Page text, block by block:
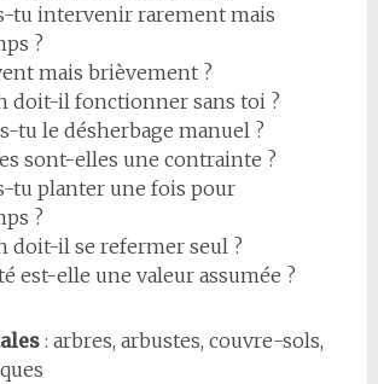
tu intervenir rarement mais
?
mais brièvement ?
doit-il fonctionner sans toi ?
tu le désherbage manuel ?
sont-elles une contrainte ?
tu planter une fois pour
?
doit-il se refermer seul ?
est-elle une valeur assumée ?
: arbres, arbustes, couvre-sols,